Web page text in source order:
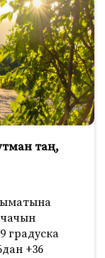
таң,
градуска
+36